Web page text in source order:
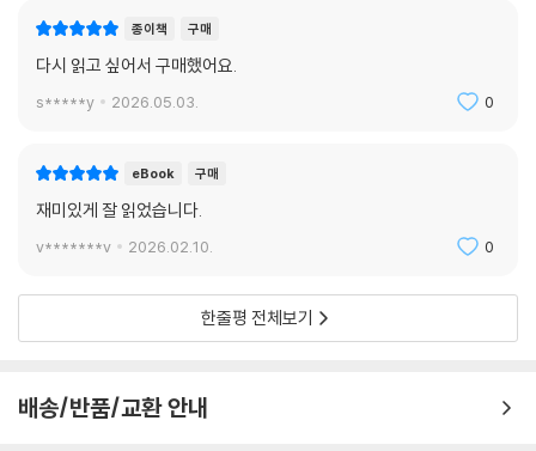
종이책 구매
다시 읽고 싶어서 구매했어요.
s*****y 2026.05.03. 0
eBook 구매
재미있게 잘 읽었습니다.
v*******v 2026.02.10. 0
한줄평 전체보기
배송/반품/교환 안내